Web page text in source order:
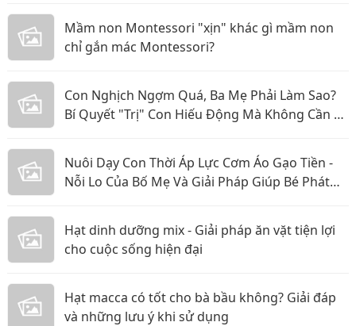
Mầm non Montessori "xịn" khác gì mầm non
chỉ gắn mác Montessori?
Con Nghịch Ngợm Quá, Ba Mẹ Phải Làm Sao?
Bí Quyết "Trị" Con Hiếu Động Mà Không Cần La
Nuôi Dạy Con Thời Áp Lực Cơm Áo Gạo Tiền -
Nỗi Lo Của Bố Mẹ Và Giải Pháp Giúp Bé Phát
Hạt dinh dưỡng mix - Giải pháp ăn vặt tiện lợi
cho cuộc sống hiện đại
Hạt macca có tốt cho bà bầu không? Giải đáp
và những lưu ý khi sử dụng